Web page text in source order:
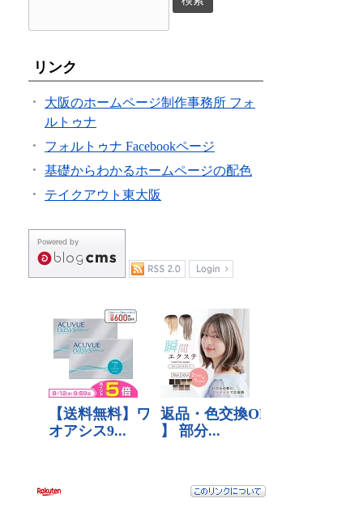
リンク
大阪のホームページ制作事務所 フォ
ルトゥナ
フォルトゥナ Facebookページ
基礎からわかるホームページの配色
テイクアウト東大阪